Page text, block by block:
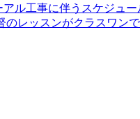
ル工事に伴うスケジュー
のレッスンがクラスワンで